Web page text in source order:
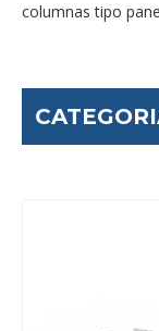
columnas tipo